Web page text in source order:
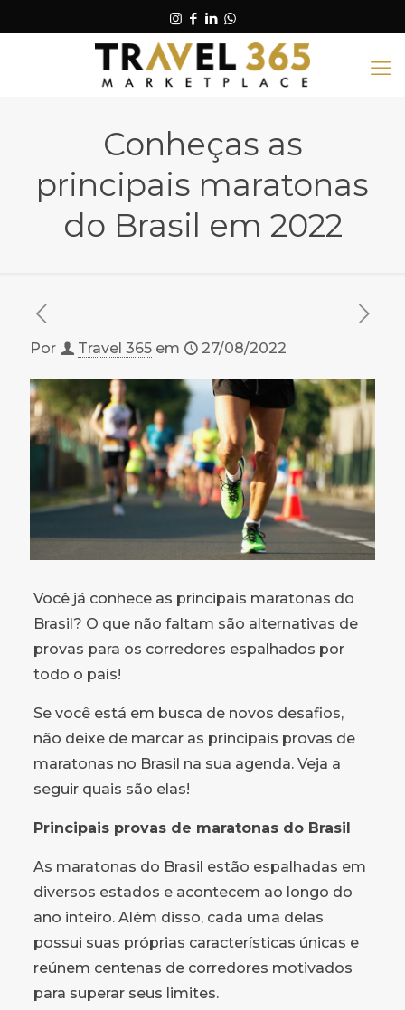
Conheças as
principais maratonas
do Brasil em 2022
Por Travel 365 em 27/08/2022
Você já conhece as principais maratonas do
Brasil? O que não faltam são alternativas de
provas para os corredores espalhados por
todo o país!
Se você está em busca de novos desafios,
não deixe de marcar as principais provas de
maratonas no Brasil na sua agenda. Veja a
seguir quais são elas!
Principais provas de maratonas do Brasil
As maratonas do Brasil estão espalhadas em
diversos estados e acontecem ao longo do
ano inteiro. Além disso, cada uma delas
possui suas próprias características únicas e
reúnem centenas de corredores motivados
para superar seus limites.